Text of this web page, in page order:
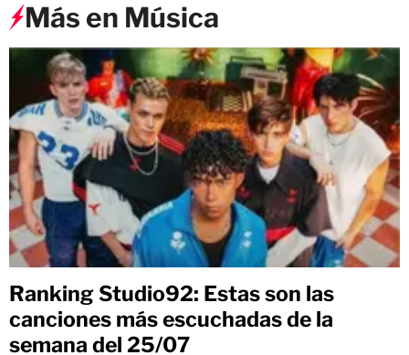
Más en Música
Ranking Studio92: Estas son las
canciones más escuchadas de la
semana del 25/07